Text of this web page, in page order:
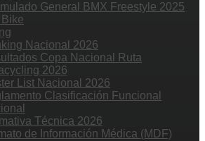
General BMX Freestyle 2025
Nacional 2026
Copa Nacional Ruta
2026
List Nacional 2026
Clasificación Funcional
Técnica 2026
de Información Médica (MDF)